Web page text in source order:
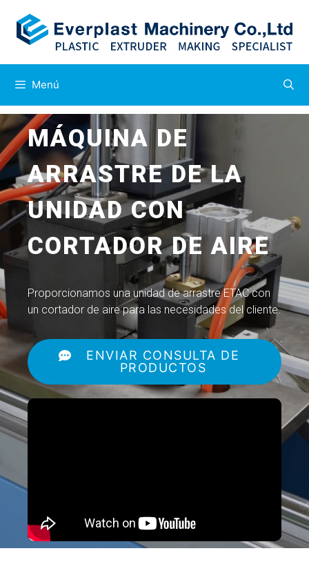
Menú
MÁQUINA DE
ARRASTRE DE LA
UNIDAD CON
CORTADOR DE AIRE
Proporcionamos una unidad de arrastre ETAC con
un cortador de aire para las necesidades del cliente.
ENVIAR CONSULTA DE
PRODUCTOS